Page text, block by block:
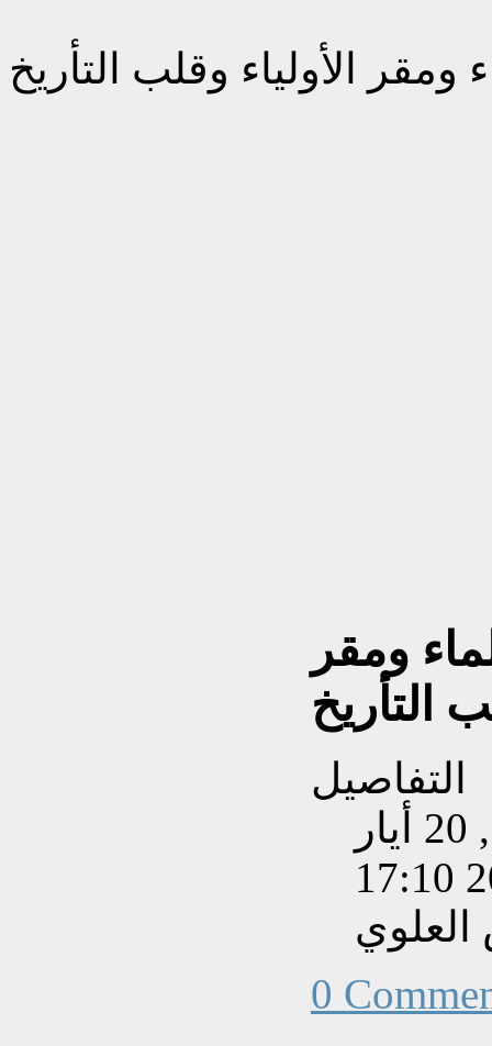
الأولياء وقلب التأريخ
ومقر
التأريخ
التفاصيل
تم إنشاءه بتاريخ السبت, 20 أيار
0